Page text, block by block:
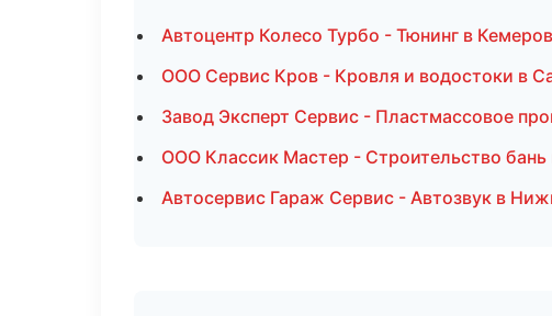
Автоцентр Колесо Турбо - Тюнинг в
ООО Сервис Кров - Кровля и водостоки в
Завод Эксперт Сервис - Пластмассовое
ООО Классик Мастер - Строительство
Автосервис Гараж Сервис - Автозвук в